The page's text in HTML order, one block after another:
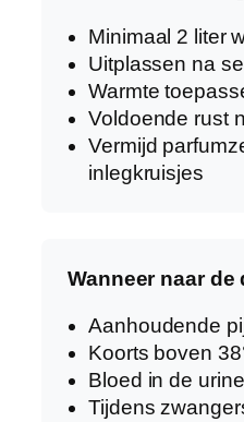
Minimaal 2 liter
Uitplassen na
Warmte
Voldoende rust
Vermijd
inlegkruisjes
Wanneer naar de
Aanhoudende
Koorts boven
Bloed in de urine
Tijdens